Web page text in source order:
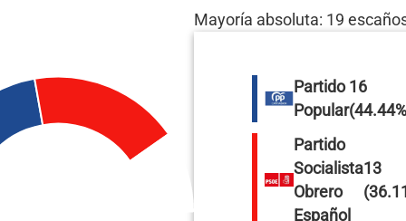
Mayoría absoluta: 19
Partido
Popular
16
Partido
Socialista
Obrero
Español
13